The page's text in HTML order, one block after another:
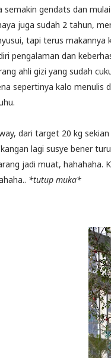
semakin gendats dan
juga sudah 2 tahun,
tapi terus makannya
pengalaman dan
ahli gizi yang sudah
sepertinya kalo menulis
dari target 20 kg
lagi susye bener
jadi muat, hahahaha.
*tutup muka*